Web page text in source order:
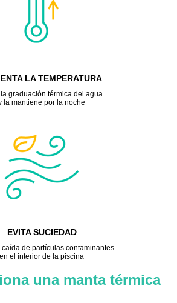
LA TEMPERATURA
graduación térmica del agua
la mantiene por la noche
EVITA SUCIEDAD
caída de partículas contaminantes
en el interior de la piscina
una manta térmica